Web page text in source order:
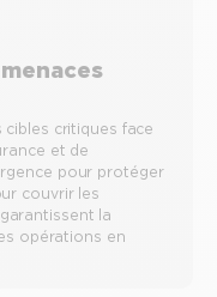
cibles critiques face
et de
pour protéger
couvrir les
la
opérations en